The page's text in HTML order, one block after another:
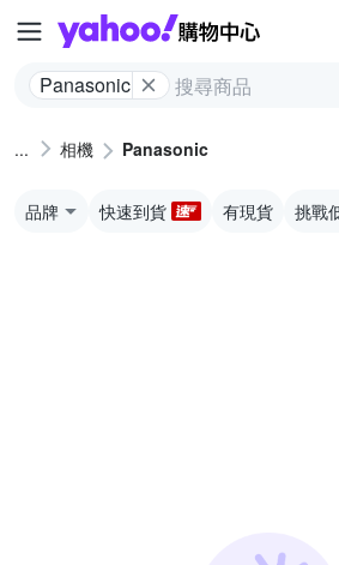
Yahoo
Panasonic
相機 Panasonic
品牌 快速到貨 有現貨 挑戰